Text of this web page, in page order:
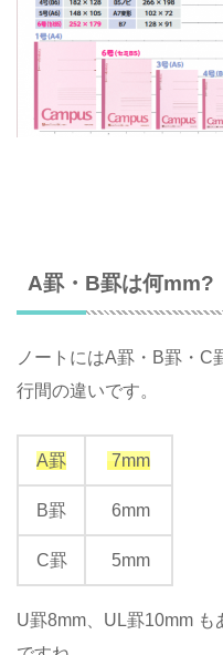
A罫・B罫は何mm?
ノートにはA罫・B罫・C
行間の違いです。
A罫 7mm
B罫 6mm
C罫 5mm
U罫8mm、UL罫10mm